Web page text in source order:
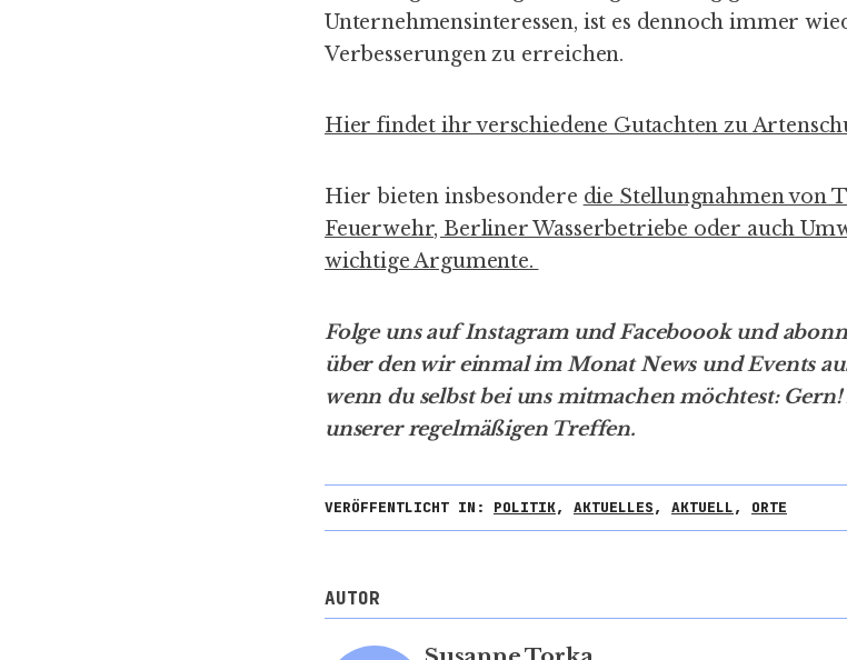
Unternehmensinteressen, ist es dennoch immer
Verbesserungen zu erreichen.
Hier findet ihr verschiedene Gutachten zu
Hier bieten insbesondere die Stellungnahmen von
Feuerwehr, Berliner Wasserbetriebe oder auch
wichtige Argumente.
Folge uns aufInstagramundFaceboookund
über den wir einmal im Monat News und Events
wenn du selbst bei uns mitmachen möchtest:
unserer regelmäßigen Treffen.
VERÖFFENTLICHT IN: POLITIK, AKTUELLES, AKTUELL, ORTE
AUTOR